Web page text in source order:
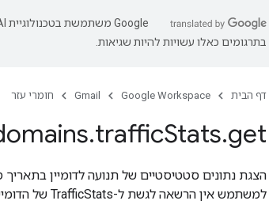
בתרגומים כאלו עשויות להיות שגיאות.
דף הבית Google Workspace
Gmail חומרי עזר
.trafficStats.get
למשתמש אין הרשאה לגשת ל-TrafficStats של הדומיין.